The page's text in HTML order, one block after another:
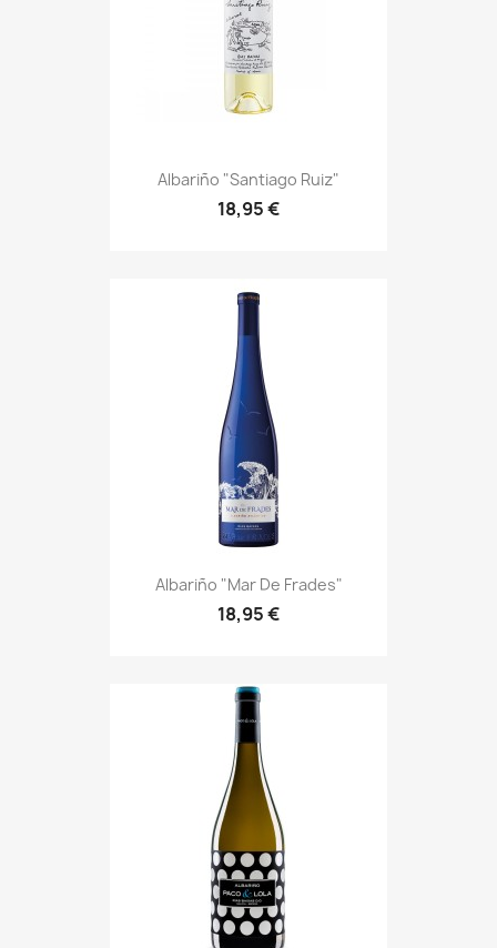
Albariño "Santiago Ruiz"
18,95 €
Albariño "Mar De Frades"
18,95 €